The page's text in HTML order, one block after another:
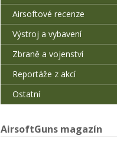
Airsoftové recenze
Výstroj a vybavení
Zbraně a vojenství
Reportáže z akcí
Ostatní
AirsoftGuns magazín